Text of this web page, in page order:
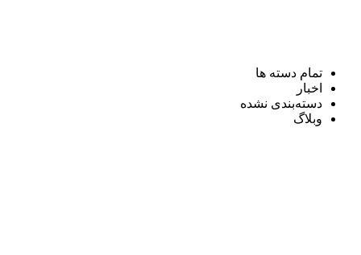
تمام دسته ها
اخبار
دسته‌بندی نشده
وبلاگ